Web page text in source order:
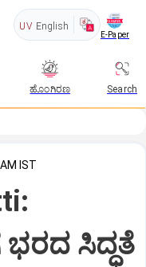
UV English
E-Paper
ಹೊಂಗಿರಣ Search
IST
ಭರದ ಸಿದ್ಧತೆ